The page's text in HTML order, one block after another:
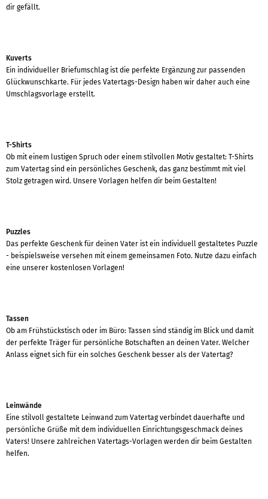
dir gefällt.
Kuverts
Ein individueller Briefumschlag ist die perfekte Ergänzung zur passenden
Glückwunschkarte. Für jedes Vatertags-Design haben wir daher auch eine
Umschlagsvorlage erstellt.
T-Shirts
Ob mit einem lustigen Spruch oder einem stilvollen Motiv gestaltet: T-Shirts
zum Vatertag sind ein persönliches Geschenk, das ganz bestimmt mit viel
Stolz getragen wird. Unsere Vorlagen helfen dir beim Gestalten!
Puzzles
Das perfekte Geschenk für deinen Vater ist ein individuell gestaltetes Puzzle
- beispielsweise versehen mit einem gemeinsamen Foto. Nutze dazu einfach
eine unserer kostenlosen Vorlagen!
Tassen
Ob am Frühstückstisch oder im Büro: Tassen sind ständig im Blick und damit
der perfekte Träger für persönliche Botschaften an deinen Vater. Welcher
Anlass eignet sich für ein solches Geschenk besser als der Vatertag?
Leinwände
Eine stilvoll gestaltete Leinwand zum Vatertag verbindet dauerhafte und
persönliche Grüße mit dem individuellen Einrichtungsgeschmack deines
Vaters! Unsere zahlreichen Vatertags-Vorlagen werden dir beim Gestalten
helfen.